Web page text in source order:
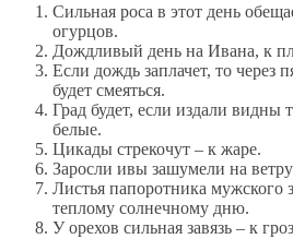
Сильная роса в этот день
огурцов.
Дождливый день на Ивана, к
Если дождь заплачет, то через
будет смеяться.
Град будет, если издали видны
белые.
Цикады стрекочут – к жаре.
Заросли ивы зашумели на
Листья папоротника мужского
теплому солнечному дню.
У орехов сильная завязь – к